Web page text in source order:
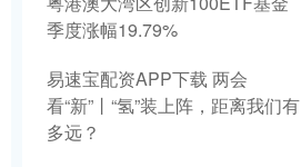
季度涨幅19.79%
易速宝配资APP下载 两会
看“新”丨“氢”装上阵，距离我们有
多远？